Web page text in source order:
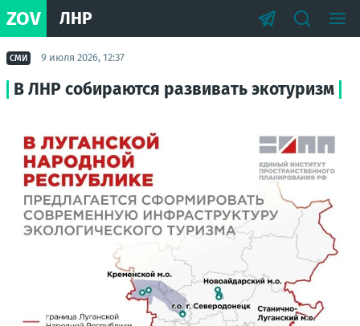
ZOV ЛНР
СМИ 9 июля 2026, 12:37
В ЛНР собираются развивать экотуризм